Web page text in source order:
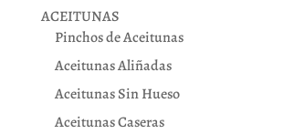
ACEITUNAS
Pinchos de Aceitunas
Aceitunas Aliñadas
Aceitunas Sin Hueso
Aceitunas Caseras